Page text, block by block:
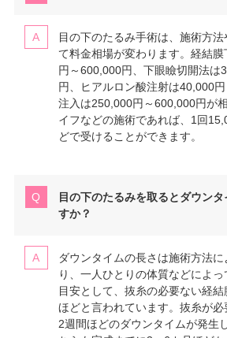
目の下のたるみ手術は、施術方
て料金相場が変わります。経結
円～600,000円、下眼瞼切開法は
円、ヒアルロン酸注射は40,000
注入は250,000円～600,000円が
イフなどの施術であれば、1回
どで受けることができます。
目の下のたるみを取るとダウン
すか？
ダウンタイムの長さは施術方法
り、一人ひとりの体質などによっ
目安として、抜糸の必要ない経
ほどと言われています。抜糸が
2週間ほどのダウンタイムが発生